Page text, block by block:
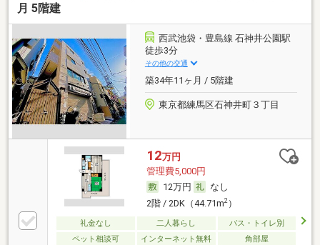
月 5階建
西武池袋・豊島線 石神井公園駅
徒歩3分
その他の交通
築34年11ヶ月 / 5階建
東京都練馬区石神井町３丁目
12万円
管理費5,000円
12万円
なし
2階 / 2DK（44.71m2）
礼金なし 二人暮らし
バス・トイレ別
ペット相談可
インターネット無料 角部屋